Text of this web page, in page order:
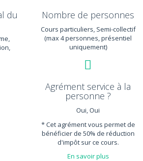
du Nombre de personnes
Cours particuliers, Semi-collectif
(max 4 personnes, présentiel
uniquement)
Agrément service à la
personne ?
Oui, Oui
* Cet agrément vous permet de
bénéficier de 50% de réduction
d'impôt sur ce cours.
En savoir plus